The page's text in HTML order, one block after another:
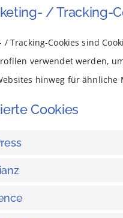
/ Tracking-
/ Tracking-Cookies sind
verwendet werden,
hinweg für ähnliche
Cookies